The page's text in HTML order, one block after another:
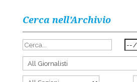
Cerca nell’Archivio